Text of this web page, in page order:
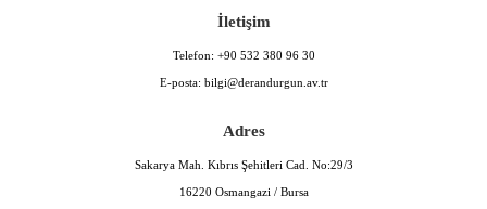
İletişim
Telefon: +90 532 380 96 30
E-posta: bilgi@derandurgun.av.tr
Adres
Sakarya Mah. Kıbrıs Şehitleri Cad. No:29/3
16220 Osmangazi / Bursa